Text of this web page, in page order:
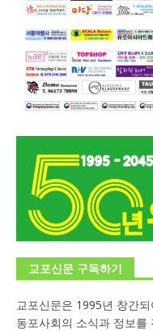
교포신문 구독하기
교포신문은 1995년 창간
동포사회의 소식과 정보를